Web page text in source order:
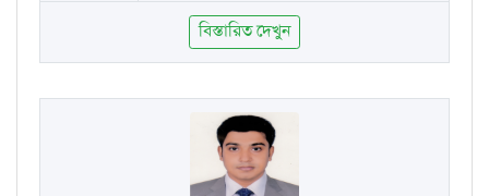
বিস্তারিত দেখুন